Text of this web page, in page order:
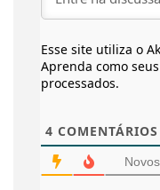
Esse site utiliza o
Aprenda como
processados.
4 COMENTÁRIOS
Novos